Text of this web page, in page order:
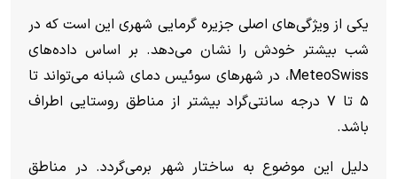
یکی از ویژگی‌های اصلی جزیره گرمایی شهری این است که در
شب بیشتر خودش را نشان می‌دهد. بر اساس داده‌های
MeteoSwiss، در شهر‌های سوئیس دمای شبانه می‌تواند تا
۵ تا ۷ درجه سانتی‌گراد بیشتر از مناطق روستایی اطراف
باشد.
دلیل این موضوع به ساختار شهر برمی‌گردد. در مناطق